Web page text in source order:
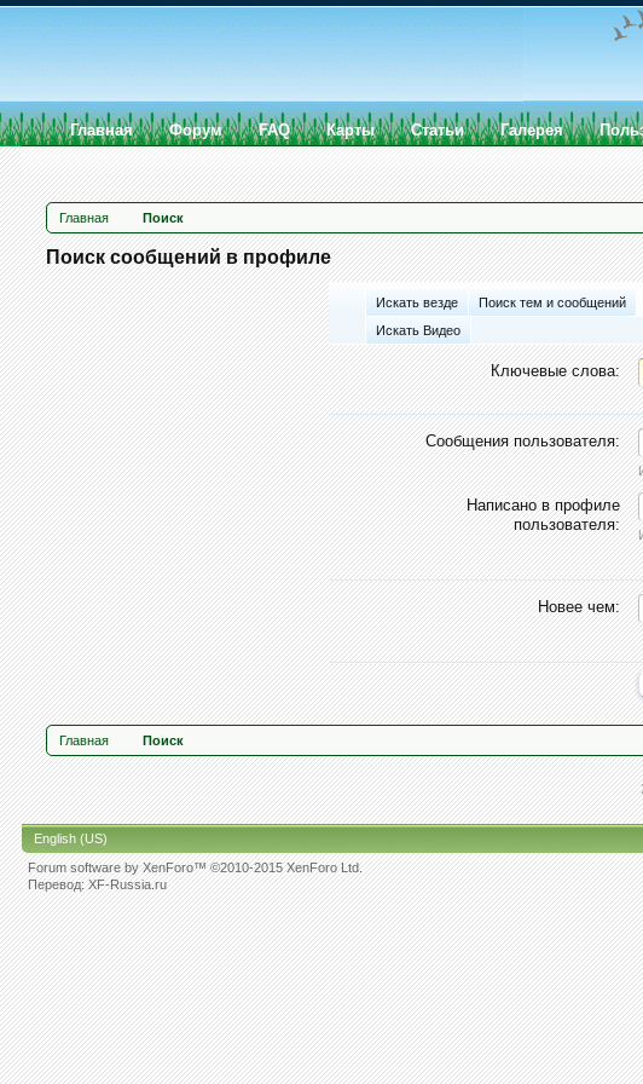
Главная Поиск
Поиск сообщений в профиле
Искать везде Поиск тем и сообщений
Искать Видео
Ключевые слова:
Сообщения пользователя:
Написано в профиле
пользователя:
Новее чем:
Главная Поиск
Главная Форум FAQ Карты Статьи Галерея
English (US)
Forum software by XenForo™©2010-2015 XenForo Ltd.
Перевод:XF-Russia.ru